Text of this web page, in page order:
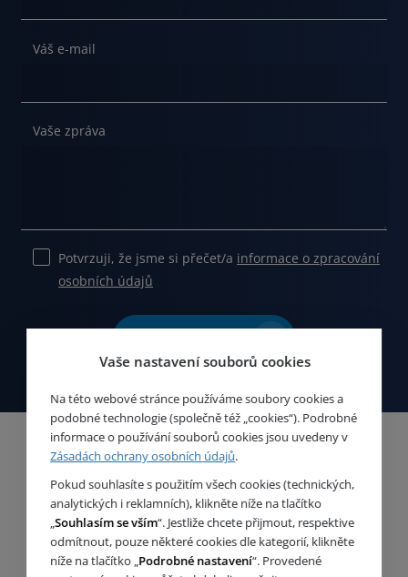
Váš e-mail
Vaše zpráva
Potvrzuji, že jsme si přečet/a informace o zpracování
osobních údajů
toto
Vaše nastavení souborů cookies
Na této webové stránce používáme soubory cookies a
podobné technologie (společně též „cookies“). Podrobné
informace o používání souborů cookies jsou uvedeny v
Zásadách ochrany osobních údajů.
Pokud souhlasíte s použitím všech cookies (technických,
analytických i reklamních), klikněte níže na tlačítko
„Souhlasím se vším“. Jestliže chcete přijmout, respektive
odmítnout, pouze některé cookies dle kategorií, klikněte
níže na tlačítko „Podrobné nastavení“. Provedené